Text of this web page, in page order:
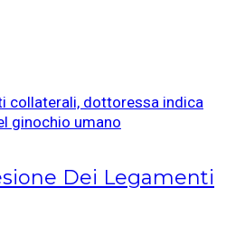
Dei Legamenti